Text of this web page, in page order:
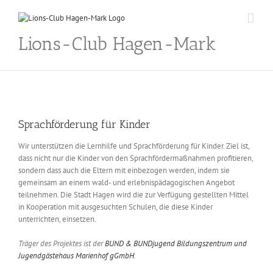
Lions-Club Hagen-Mark
Sprachförderung für Kinder
Wir unterstützen die Lernhilfe und Sprachförderung für Kinder. Ziel ist,
dass nicht nur die Kinder von den Sprachfördermaßnahmen profitieren,
sondern dass auch die Eltern mit einbezogen werden, indem sie
gemeinsam an einem wald- und erlebnispädagogischen Angebot
teilnehmen. Die Stadt Hagen wird die zur Verfügung gestellten Mittel
in Kooperation mit ausgesuchten Schulen, die diese Kinder
unterrichten, einsetzen.
Träger des Projektes ist derBUND & BUNDjugend Bildungszentrum und
Jugendgästehaus Marienhof gGmbH.